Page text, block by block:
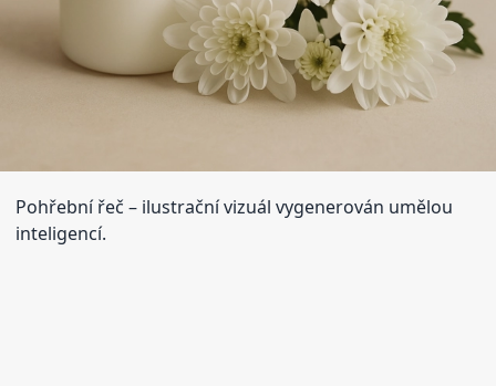
Pohřební řeč – ilustrační vizuál vygenerován umělou
inteligencí.